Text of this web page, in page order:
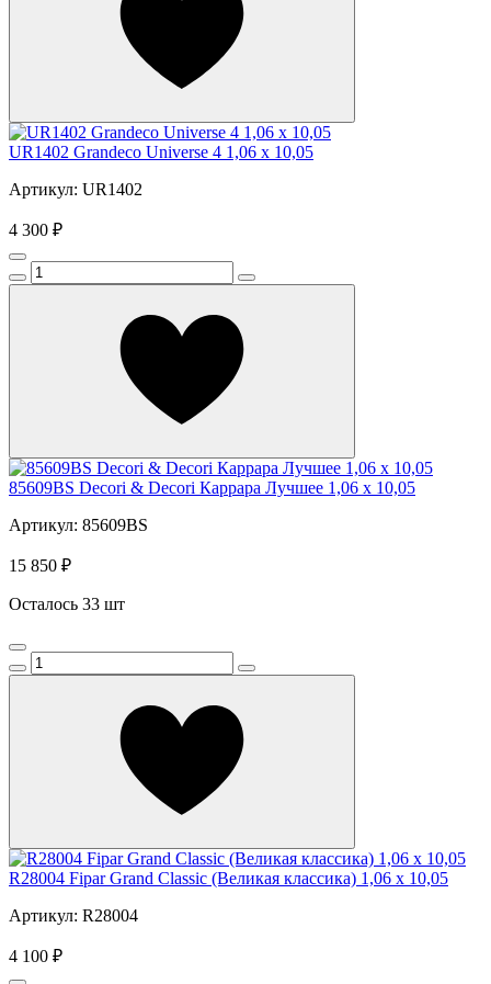
UR1402 Grandeco Universe 4 1,06 х 10,05
Артикул: UR1402
4 300 ₽
85609BS Decori & Decori Каррара Лучшее 1,06 x 10,05
Артикул: 85609BS
15 850 ₽
Осталось 33 шт
R28004 Fipar Grand Classic (Великая классика) 1,06 х 10,05
Артикул: R28004
4 100 ₽